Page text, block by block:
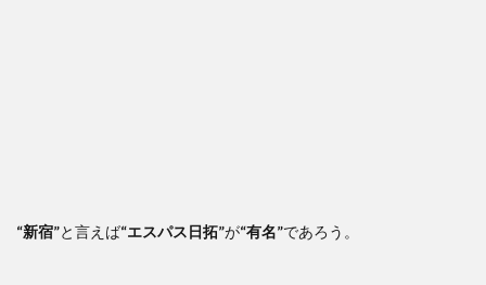
“新宿”と言えば“エスパス日拓”が“有名”であろう。